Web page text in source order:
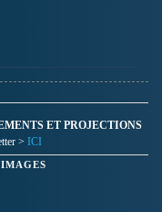
ET PROJECTIONS
> ICI